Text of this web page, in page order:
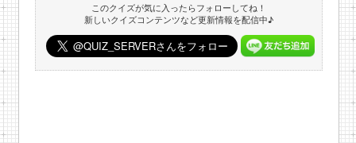
このクイズが気に入ったらフォローしてね！
新しいクイズコンテンツなど更新情報を配信中♪